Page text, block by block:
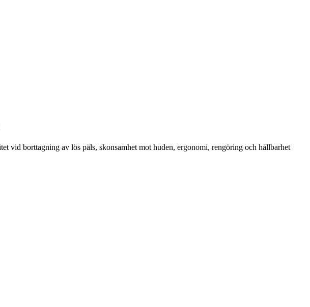
vid borttagning av lös päls, skonsamhet mot huden, ergonomi, rengöring och hållbarhet